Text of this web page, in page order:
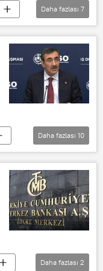
Daha fazlası 7
Daha fazlası 10
Daha fazlası 2